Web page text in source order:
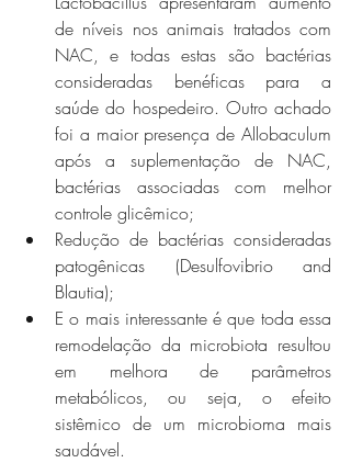
de níveis nos animais tratados com
NAC, e todas estas são bactérias
consideradas benéficas para a
saúde do hospedeiro. Outro achado
foi a maior presença de Allobaculum
após a suplementação de NAC,
bactérias associadas com melhor
controle glicêmico;
Redução de bactérias consideradas
patogênicas (Desulfovibrio and
Blautia);
E o mais interessante é que toda essa
remodelação da microbiota resultou
em melhora de parâmetros
metabólicos, ou seja, o efeito
sistêmico de um microbioma mais
saudável.